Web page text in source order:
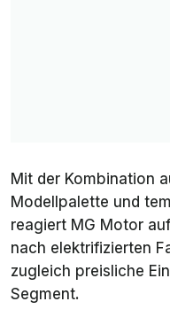
Mit der Kombination
Modellpalette und
reagiert MG Motor
nach elektrifizierten
zugleich preisliche
Segment.